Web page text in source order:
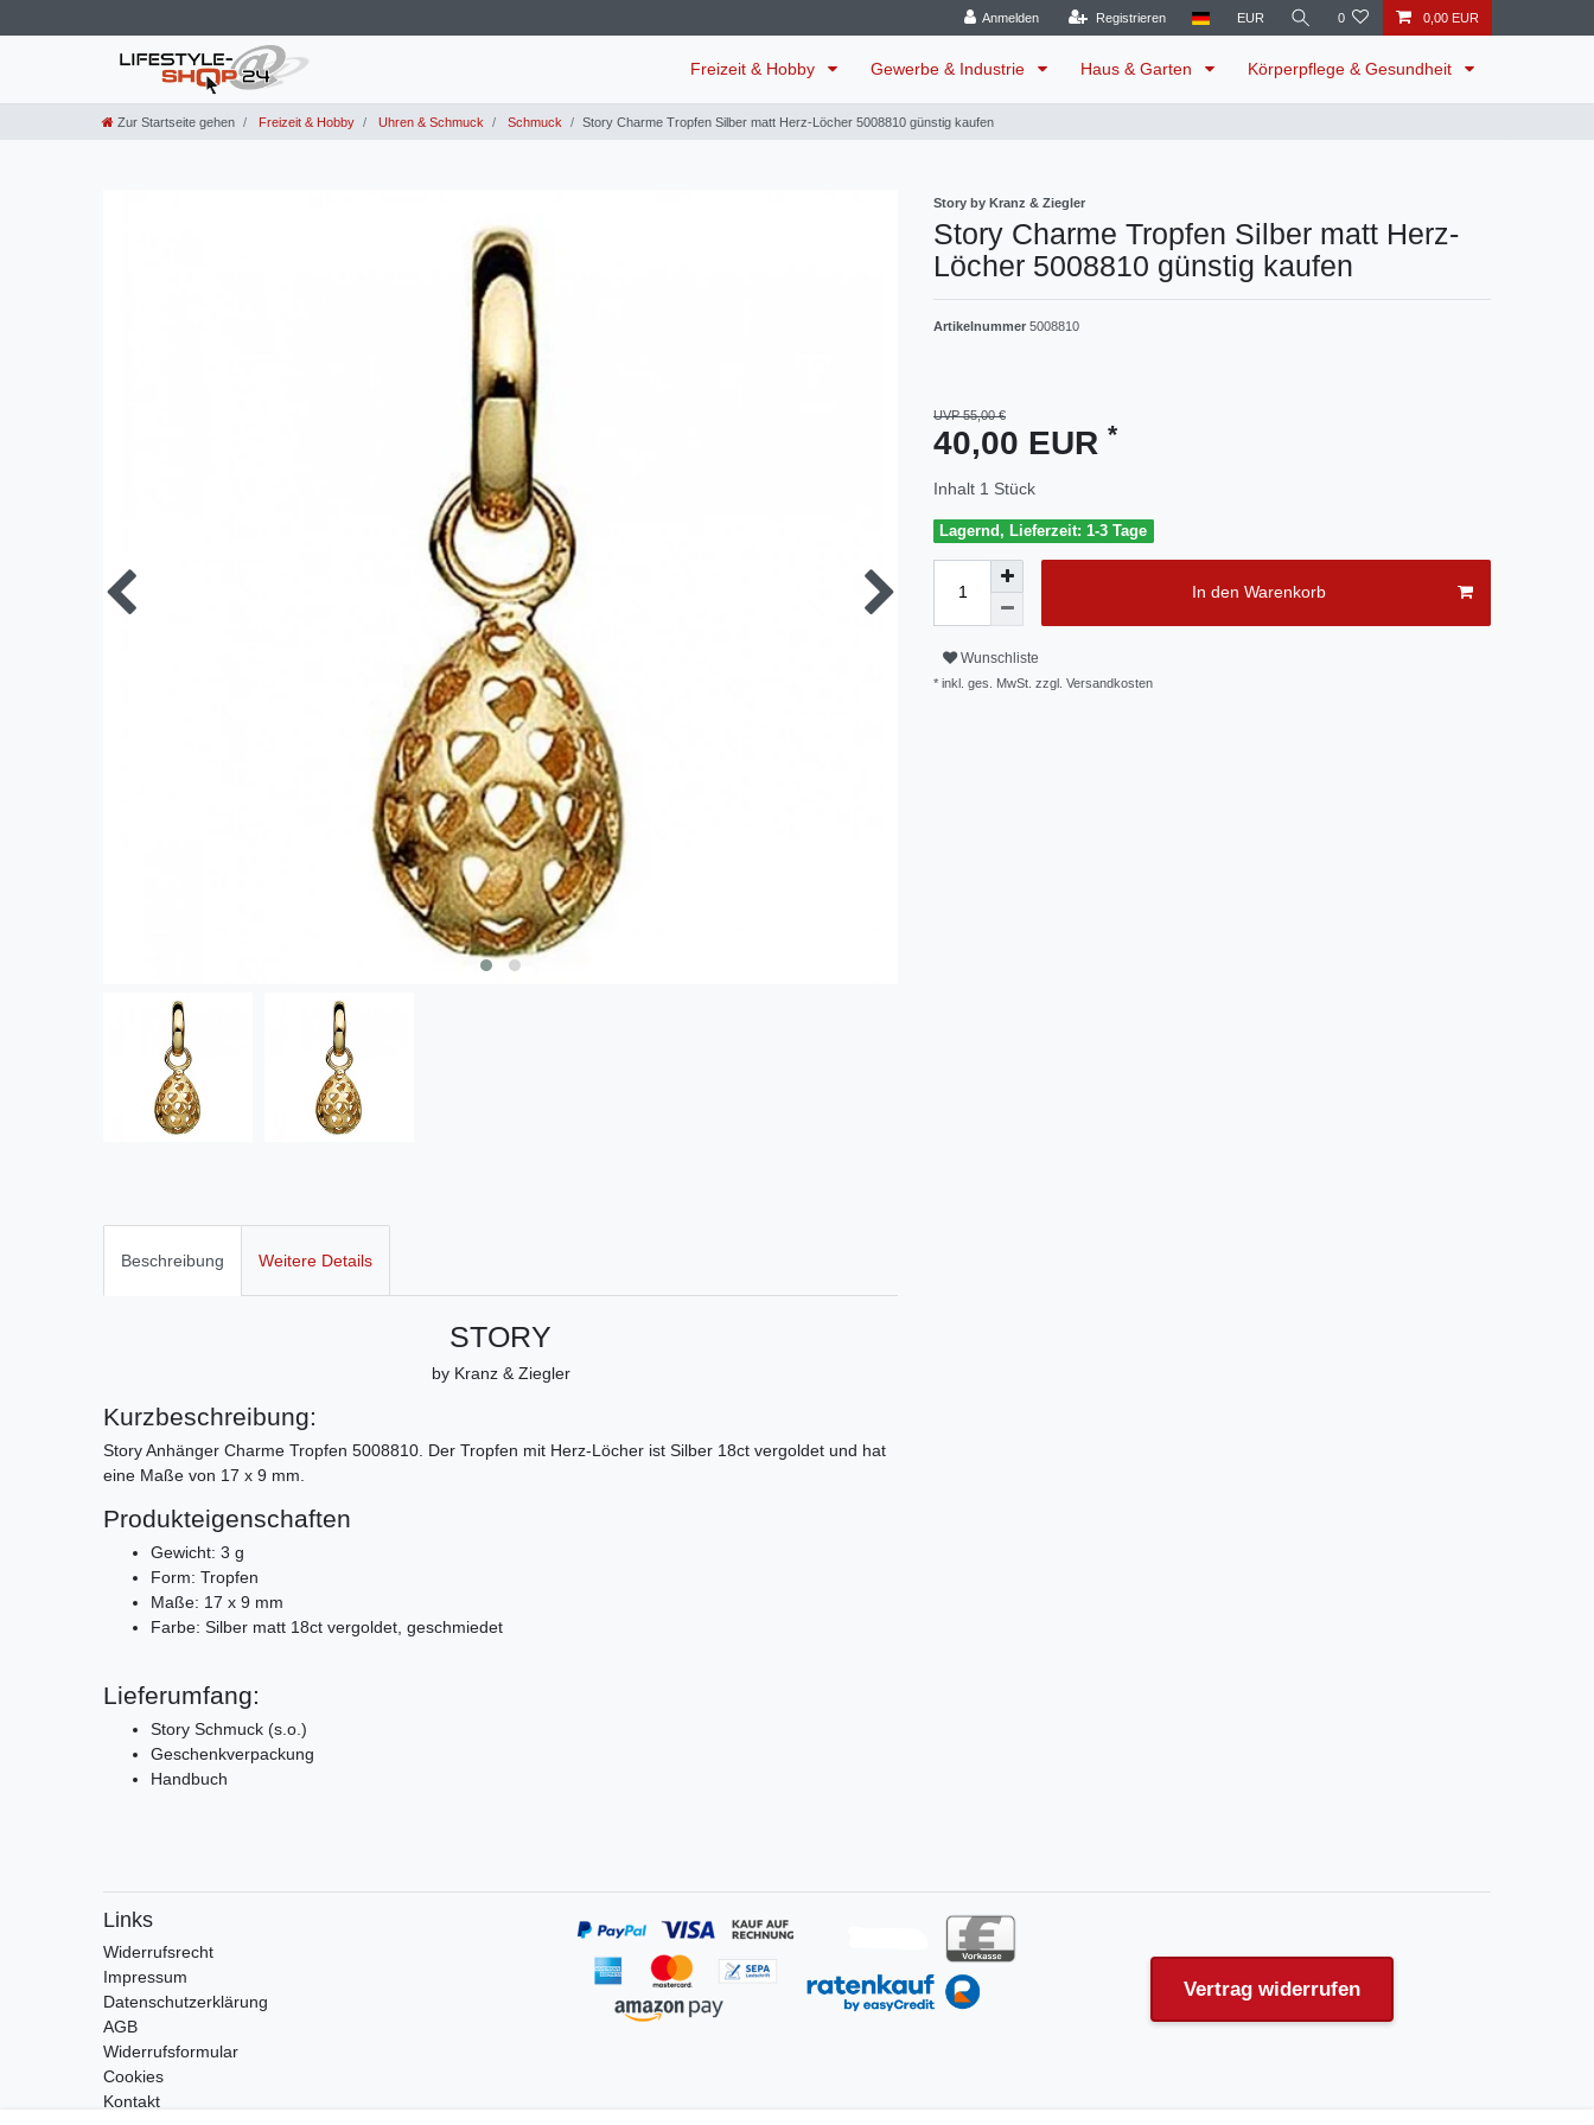
Anmelden Registrieren EUR 0 0,00 EUR
Freizeit & Hobby Gewerbe & Industrie Haus & Garten Körperpflege & Gesundheit
Zur Startseite gehen Freizeit & Hobby Uhren & Schmuck Schmuck Story Charme Tropfen Silber matt Herz-Löcher 5008810 günstig kaufen
Story by Kranz & Ziegler
Story Charme Tropfen Silber matt Herz-
Löcher 5008810 günstig kaufen
Artikelnummer 5008810
UVP 55,00 €
40,00 EUR *
Inhalt 1 Stück
Lagernd, Lieferzeit: 1-3 Tage
In den Warenkorb
Wunschliste
* inkl. ges. MwSt. zzgl. Versandkosten
Beschreibung Weitere Details
STORY
by Kranz & Ziegler
Kurzbeschreibung:
Story Anhänger Charme Tropfen 5008810. Der Tropfen mit Herz-Löcher ist Silber 18ct vergoldet und hat
eine Maße von 17 x 9 mm.
Produkteigenschaften
Gewicht: 3 g
Form: Tropfen
Maße: 17 x 9 mm
Farbe: Silber matt 18ct vergoldet, geschmiedet
Lieferumfang:
Story Schmuck (s.o.)
Geschenkverpackung
Handbuch
Links
Widerrufs­recht
Impressum
Daten­schutz­erklärung
AGB
Widerrufsformular
Cookies
Kontakt
Vertrag widerrufen